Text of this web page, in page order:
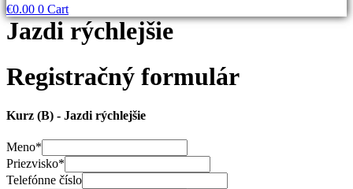
€0.00 0 Cart
Jazdi rýchlejšie
Registračný formulár
Kurz (B) - Jazdi rýchlejšie
Meno*
Priezvisko*
Telefónne číslo